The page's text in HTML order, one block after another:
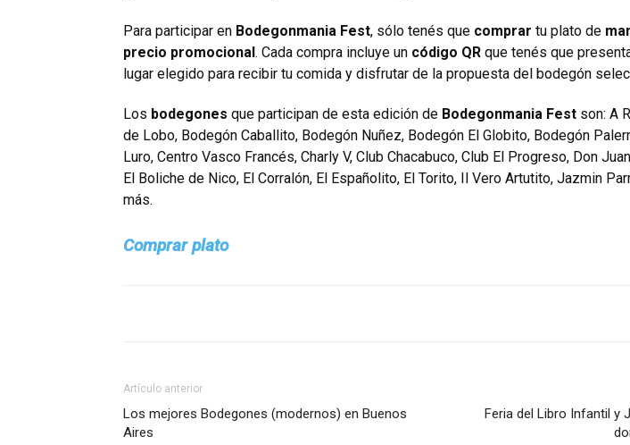
Para participar en Bodegonmania Fest, sólo tenés que comprar tu plato de
precio promocional. Cada compra incluye un código QR que tenés que
lugar elegido para recibir tu comida y disfrutar de la propuesta del bodegón
Los bodegones que participan de esta edición de Bodegonmania Fest son: A
de Lobo, Bodegón Caballito, Bodegón Nuñez, Bodegón El Globito, Bodegón
Luro, Centro Vasco Francés, Charly V, Club Chacabuco, Club El Progreso, Don
El Boliche de Nico, El Corralón, El Españolito, El Torito, Il Vero Artutito, Jazmin
más.
Comprar plato
Artículo anterior
Los mejores Bodegones (modernos) en Buenos
Aires
Feria del Libro Infantil y